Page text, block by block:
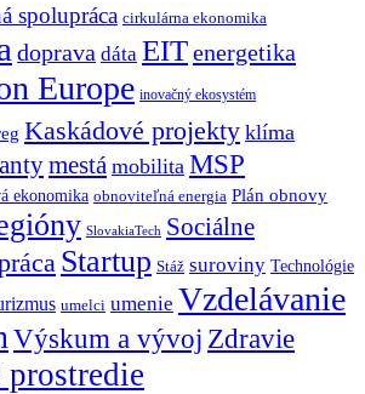
spolupráca cirkulárna ekonomika
doprava dáta EITenergetika
Europe inovačný ekosystém
Kaskádové projekty klíma
mestá mobilita MSP
ekonomika obnoviteľná energia Plán obnovy
SlovakiaTech Sociálne
Startup Stáž suroviny Technológie
umelci umenie Vzdelávanie
Výskum a vývoj Zdravie